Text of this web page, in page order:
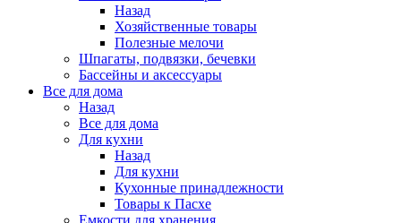
Назад
Хозяйственные товары
Полезные мелочи
Шпагаты, подвязки, бечевки
Бассейны и аксессуары
Все для дома
Назад
Все для дома
Для кухни
Назад
Для кухни
Кухонные принадлежности
Товары к Пасхе
Емкости для хранения